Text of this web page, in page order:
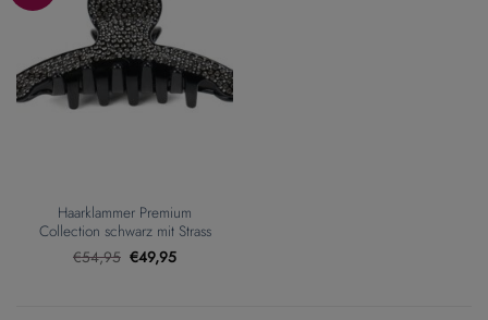
Haarklammer Premium
Collection schwarz mit Strass
€54,95 Ursprünglicher
Preis
€49,95Aktueller